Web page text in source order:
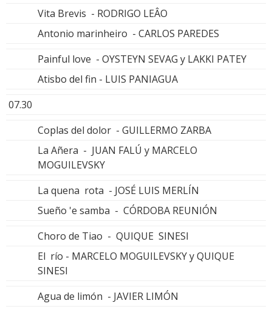
Vita Brevis - RODRIGO LEÂO
Antonio marinheiro - CARLOS PAREDES
Painful love - OYSTEYN SEVAG y LAKKI PATEY
Atisbo del fin - LUIS PANIAGUA
07.30
Coplas del dolor - GUILLERMO ZARBA
La Añera - JUAN FALÚ y MARCELO
MOGUILEVSKY
La quena rota - JOSÉ LUIS MERLÍN
Sueño 'e samba - CÓRDOBA REUNIÓN
Choro de Tiao - QUIQUE SINESI
El río - MARCELO MOGUILEVSKY y QUIQUE
SINESI
Agua de limón - JAVIER LIMÓN